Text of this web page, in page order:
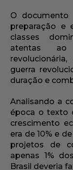
O
preparação e
classes
atentas ao
guerra
duração e
Analisando a
época o texto
crescimento
era de 10% e
projetos de
apenas 1%
Brasil deveria